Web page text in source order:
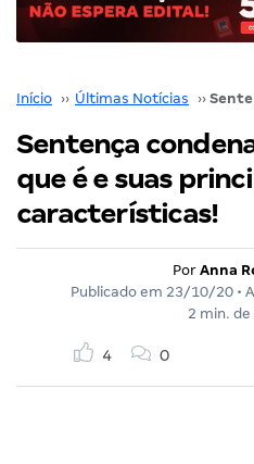
Início ›› Últimas Notícias ››
Sentença
que é e suas
características!
Por Anna
Publicado em 23/10/20 •
2 min.
4 0